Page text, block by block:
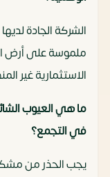
الشركة الجادة
ملموسة على أرض
الاستثمارية غير
ما هي العيوب
في التجمع؟
يجب الحذر من